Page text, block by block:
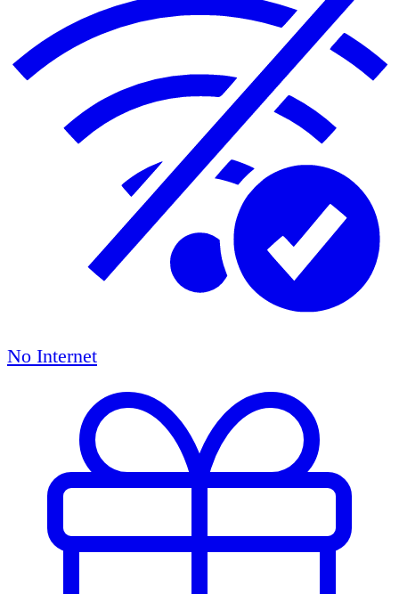
No Internet